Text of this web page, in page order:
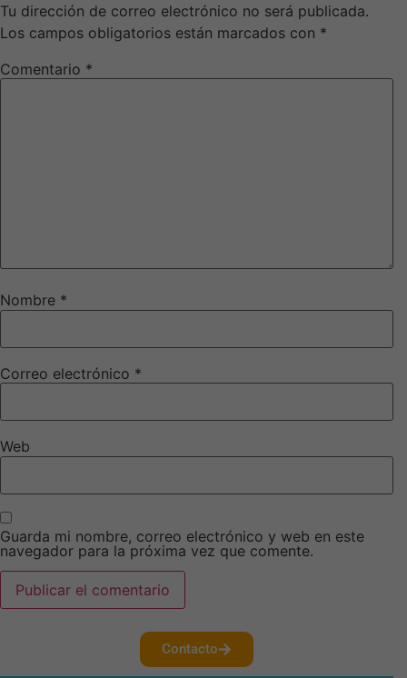
Tu dirección de correo electrónico no será publicada.
Los campos obligatorios están marcados con *
Comentario *
Nombre *
Correo electrónico *
Web
Guarda mi nombre, correo electrónico y web en este
navegador para la próxima vez que comente.
Contacto